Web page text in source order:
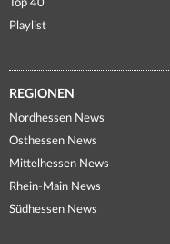
Top 40
Playlist
REGIONEN
Nordhessen News
Osthessen News
Mittelhessen News
Rhein-Main News
Südhessen News